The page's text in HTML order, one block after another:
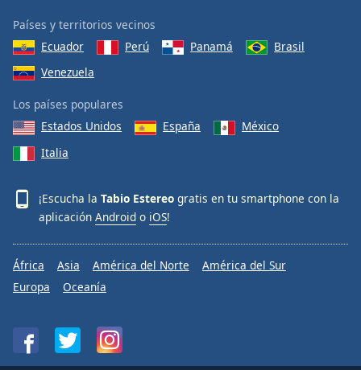
Países y territorios vecinos
Ecuador
Perú Panamá
Brasil
Venezuela
Los países populares
Estados Unidos
España
México
Italia
¡Escucha la Tabio Estereo gratis en tu smartphone con la
aplicación Android o iOS!
África Asia América del Norte
América del Sur
Europa
Oceanía